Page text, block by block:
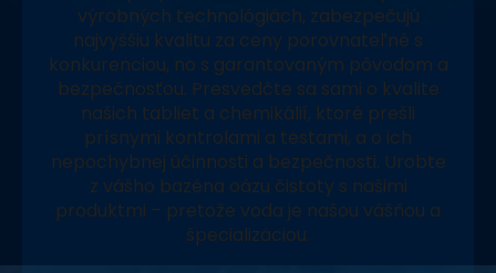
výrobných technológiách, zabezpečujú
najvyššiu kvalitu za ceny porovnateľné s
konkurenciou, no s garantovaným pôvodom a
bezpečnosťou. Presvedčte sa sami o kvalite
našich tabliet a chemikálií, ktoré prešli
prísnymi kontrolami a testami, a o ich
nepochybnej účinnosti a bezpečnosti. Urobte
z vášho bazéna oázu čistoty s našimi
produktmi – pretože voda je našou vášňou a
špecializáciou.